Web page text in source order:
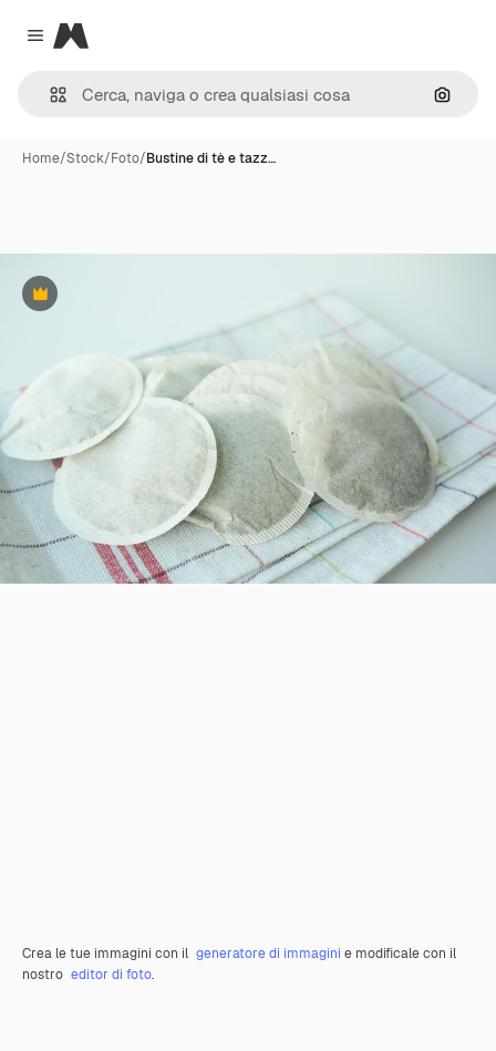
Close menu
Magnific
Cerca
Home/Stock/Foto/Bustine di tè e tazz…
Premium
Crea le tue immagini con il generatore di immagini e modificale con il
nostro editor di foto.